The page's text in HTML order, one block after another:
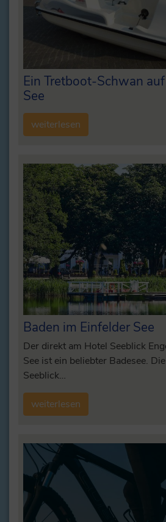
Ein Tretboot-Schwan
See
weiterlesen
Baden im Einfelder See
Der direkt am Hotel Seeblick
See ist ein beliebter Badesee.
Seeblick…
weiterlesen